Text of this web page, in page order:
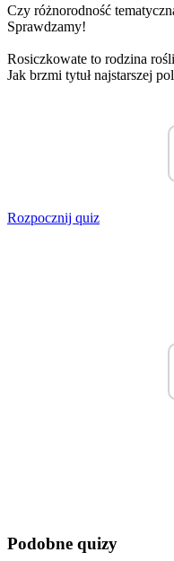
Czy różnorodność
Sprawdzamy!
Rosiczkowate to rodzina
Jak brzmi tytuł najstarszej
Rozpocznij quiz
Podobne quizy